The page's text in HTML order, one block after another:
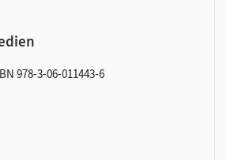
978-3-06-011443-6